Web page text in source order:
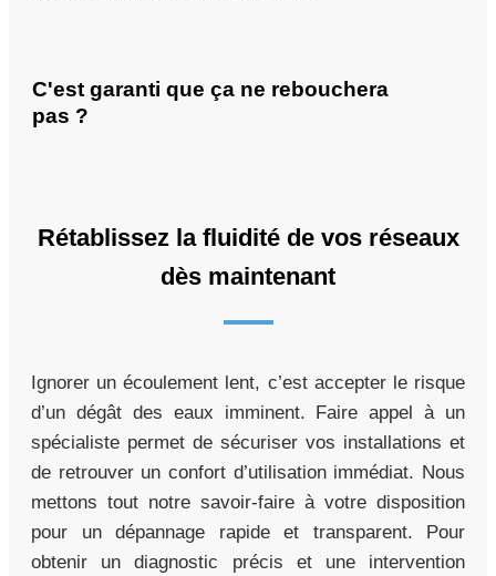
C'est garanti que ça ne rebouchera
pas ?
Rétablissez la fluidité de vos réseaux
dès maintenant
Ignorer un écoulement lent, c’est accepter le risque
d’un dégât des eaux imminent. Faire appel à un
spécialiste permet de sécuriser vos installations et
de retrouver un confort d’utilisation immédiat. Nous
mettons tout notre savoir-faire à votre disposition
pour un dépannage rapide et transparent. Pour
obtenir un diagnostic précis et une intervention